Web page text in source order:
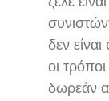
δεν
οι
δωρεάν